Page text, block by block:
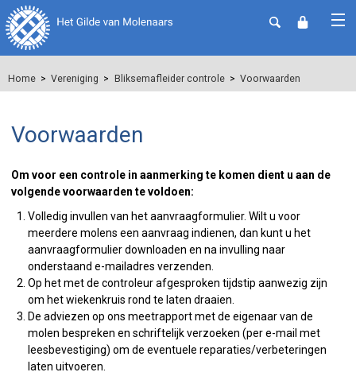
Home Vereniging Bliksemafleider controle Voorwaarden
Voorwaarden
Om voor een controle in aanmerking te komen dient u aan de
volgende voorwaarden te voldoen:
Volledig invullen van het aanvraagformulier. Wilt u voor
meerdere molens een aanvraag indienen, dan kunt u het
aanvraagformulier downloaden en na invulling naar
onderstaand e-mailadres verzenden.
Op het met de controleur afgesproken tijdstip aanwezig zijn
om het wiekenkruis rond te laten draaien.
De adviezen op ons meetrapport met de eigenaar van de
molen bespreken en schriftelijk verzoeken (per e-mail met
leesbevestiging) om de eventuele reparaties/verbeteringen
laten uitvoeren.